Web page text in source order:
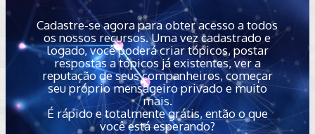
Cadastre-se agora para obter acesso a todos
os nossos recursos. Uma vez cadastrado e
logado, você poderá criar tópicos, postar
respostas a tópicos já existentes, ver a
reputação de seus companheiros, começar
seu próprio mensageiro privado e muito
mais.
É rápido e totalmente grátis, então o que
você está esperando?